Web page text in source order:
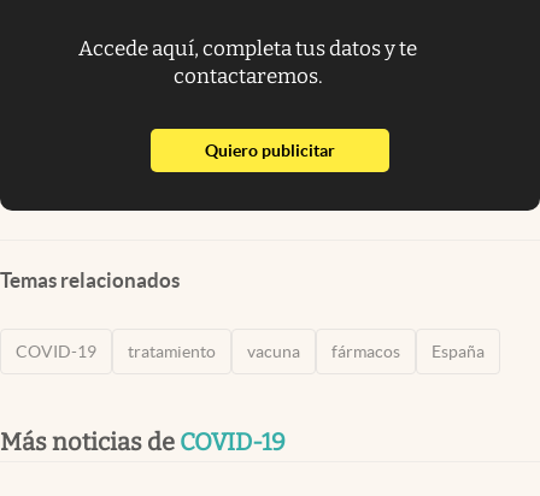
Accede aquí, completa tus datos y te
contactaremos.
Quiero publicitarabre en nueva pestaña
Temas relacionados
COVID-19 tratamiento vacuna fármacos España
Más noticias de COVID-19